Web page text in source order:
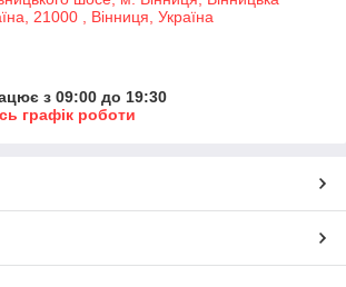
21000 , Вінниця, Україна
з 09:00 до 19:30
графік роботи